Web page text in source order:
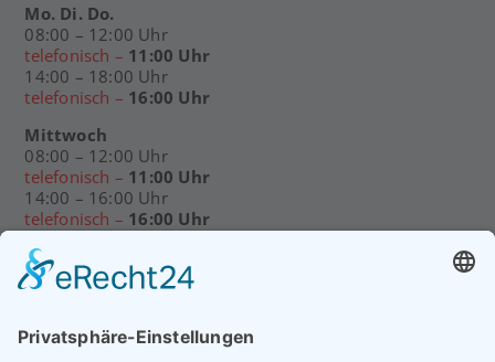
Mo. Di. Do.
08:00 – 12:00 Uhr
telefonisch – 11:00 Uhr
14:00 – 18:00 Uhr
telefonisch – 16:00 Uhr
Mittwoch
08:00 – 12:00 Uhr
telefonisch – 11:00 Uhr
14:00 – 16:00 Uhr
telefonisch – 16:00 Uhr
Freitag
08:00 – 12:00 Uhr
Bitte vereinbaren Sie einen Termin!